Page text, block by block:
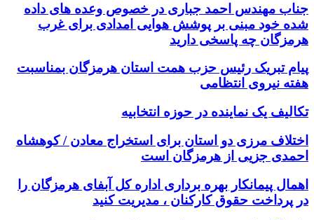
جناب مهندس احمد جباری در خصوص وعده های داده
شده خود مبنی بر پوشش هوایی امدادی برای غرب
هرمزگان چه پاسخی دارید
پیام تبریک رئیس حزب همت استان هرمزگان بمناسبت
هفته نیروی انتظامی
تکالیف یک نماینده در حوزه انتخابیه
اختلاف مرزی دو استان برای استخراج معادن / کوهشاه
احمدی جزیی از هرمزگان است
اهمال پیمانکار بهره برداری اداره کل آبفای هرمزگان را
در پرداخت حقوق کارکنان ، مدیریت کنید